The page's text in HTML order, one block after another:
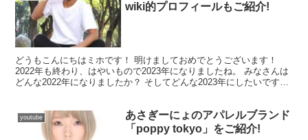
wiki的プロフィールもご紹介!
どうもこんにちはミホです！ 明けましておめでとうございます！
2022年も終わり、はやいもので2023年になりましたね。 みなさんは
どんな2022年になりましたか？ そしてどんな2023年にしたいです
youtube
あさぎーにょのアパレルブランド
「poppy tokyo」をご紹介!